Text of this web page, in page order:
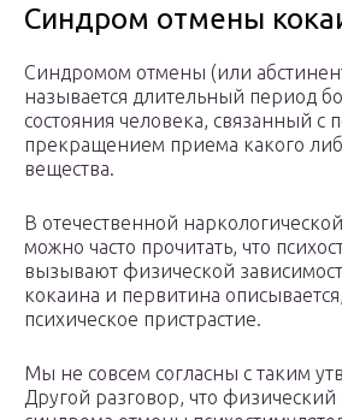
Синдром отмены
Синдромом отмены (или
называется длительный период
состояния человека, связанный с
прекращением приема какого
вещества.
В отечественной
можно часто прочитать, что
вызывают физической
кокаина и первитина
психическое пристрастие.
Мы не совсем согласны с таким
Другой разговор, что